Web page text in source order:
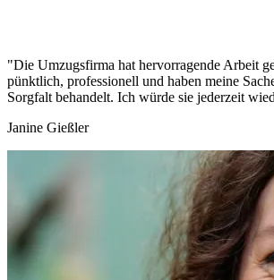
"Die Umzugsfirma hat hervorragende Arbeit
pünktlich, professionell und haben meine
Sorgfalt behandelt. Ich würde sie jederzeit
Janine Gießler